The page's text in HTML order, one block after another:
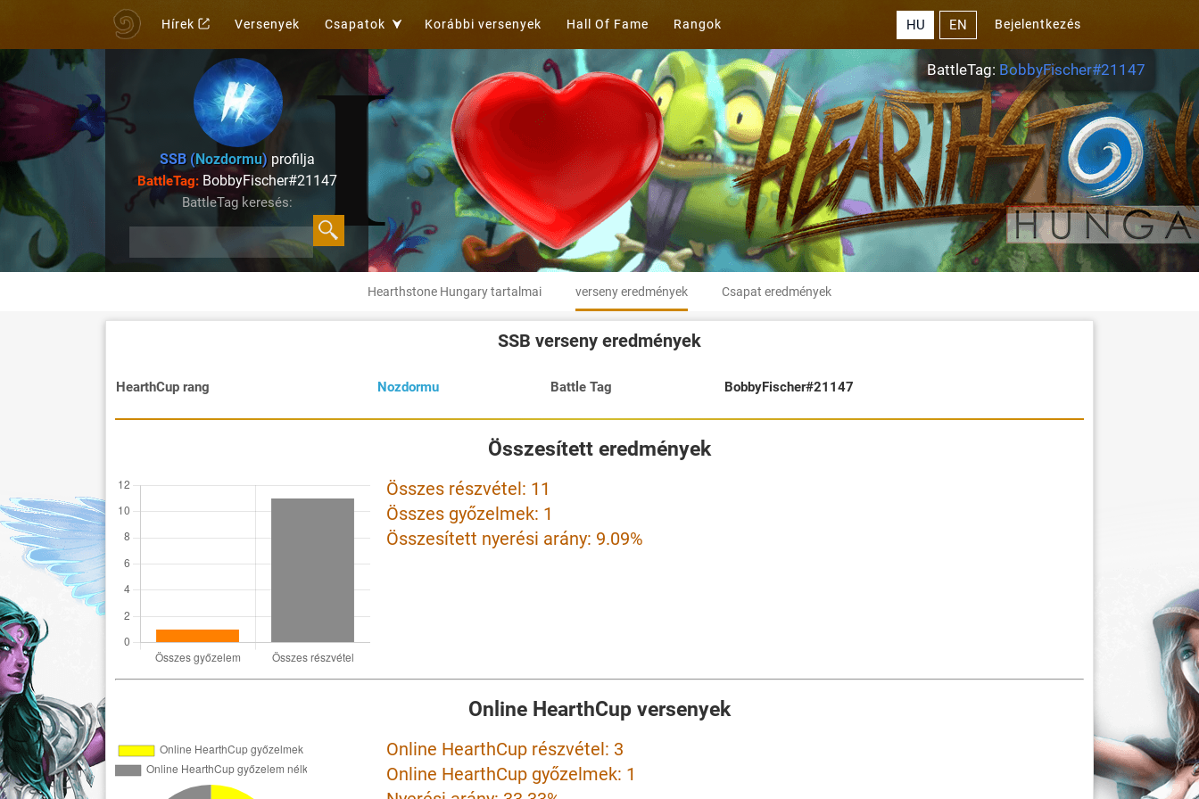
Hírek Versenyek Csapatok Korábbi versenyek Hall Of Fame Rangok Bejelentkezés
HU EN
BattleTag: BobbyFischer#21147
SSB (Nozdormu)profilja
BattleTag:BobbyFischer#21147
BattleTag keresés:
Hearthstone Hungary tartalmai verseny eredmények Csapat eredmények
SSB verseny eredmények
HearthCup rang Nozdormu Battle Tag BobbyFischer#21147
Összesített eredmények
Összes részvétel: 11
Összes győzelmek: 1
Összesített nyerési arány: 9.09%
Online HearthCup versenyek
Online HearthCup részvétel: 3
Online HearthCup győzelmek: 1